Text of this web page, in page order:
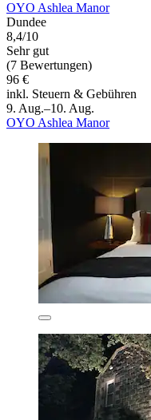
OYO Ashlea Manor
Dundee
8,4/10
Sehr gut
(7 Bewertungen)
96 €
inkl. Steuern & Gebühren
9. Aug.–10. Aug.
OYO Ashlea Manor